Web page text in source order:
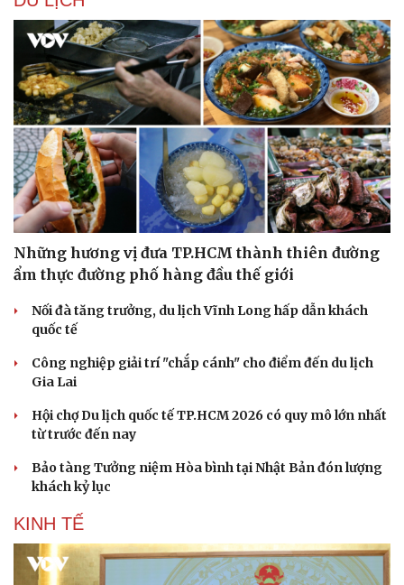
Những hương vị đưa TP.HCM thành thiên đường
ẩm thực đường phố hàng đầu thế giới
Nối đà tăng trưởng, du lịch Vĩnh Long hấp dẫn khách
quốc tế
Công nghiệp giải trí "chắp cánh" cho điểm đến du lịch
Gia Lai
Hội chợ Du lịch quốc tế TP.HCM 2026 có quy mô lớn nhất
từ trước đến nay
Bảo tàng Tưởng niệm Hòa bình tại Nhật Bản đón lượng
khách kỷ lục
KINH TẾ